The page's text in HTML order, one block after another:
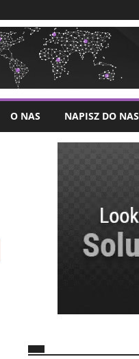
O NAS NAPISZ DO NAS